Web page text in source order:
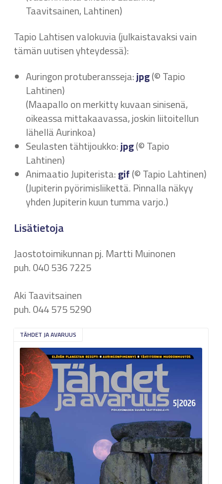
Taavitsainen, Lahtinen)
Tapio Lahtisen valokuvia (julkaistavaksi vain
tämän uutisen yhteydessä):
Auringon protuberansseja:jpg(© Tapio
Lahtinen)
(Maapallo on merkitty kuvaan sinisenä,
oikeassa mittakaavassa, joskin liitoitellun
lähellä Aurinkoa)
Seulasten tähtijoukko:jpg(© Tapio
Lahtinen)
Animaatio Jupiterista:gif(© Tapio Lahtinen)
(Jupiterin pyörimisliikettä. Pinnalla näkyy
yhden Jupiterin kuun tumma varjo.)
Lisätietoja
Jaostotoimikunnan pj. Martti Muinonen
puh. 040 536 7225
Aki Taavitsainen
puh. 044 575 5290
TÄHDET JA AVARUUS